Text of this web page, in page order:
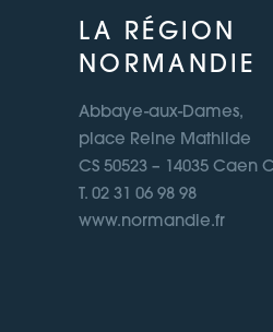
LA RÉGION
NORMANDIE
Abbaye-aux-Dames,
place Reine Mathilde
CS 50523 – 14035 Caen
T. 02 31 06 98 98
www.normandie.fr